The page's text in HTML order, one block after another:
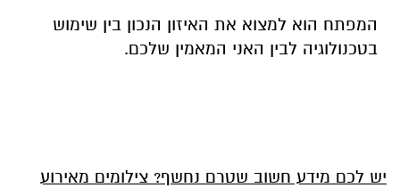
המפתח הוא למצוא את האיזון הנכון בין שימוש
בטכנולוגיה לבין האני המאמין שלכם.
יש לכם מידע חשוב שטרם נחשף? צילומים מאירוע